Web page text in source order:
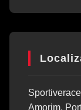
Amorim,